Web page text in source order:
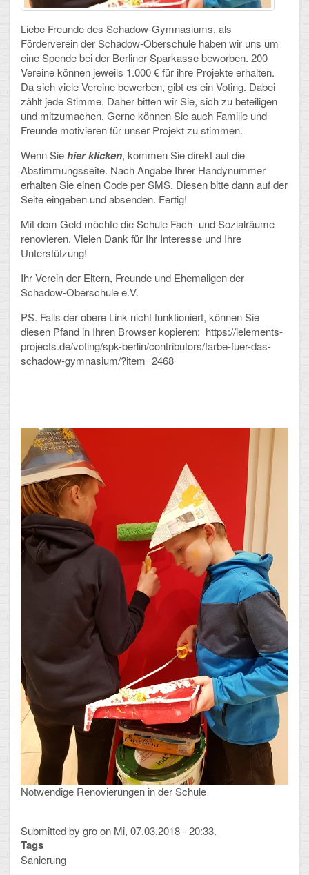
Schulalbum
SCHULLEBEN
Kollegium
Schulleitung
Schülervertretung
Gesamtelternvertretung
Sekretariat
Ganztagsschule
Berufsorientierung
Arbeitsgemeinschaften
Klima-Projekt
Ehemalige
Schulzeitung: Der Gottfried
FÄCHER
Deutsch und Fremdsprachen
Ethik, Philosophie und Religion
Gesellschaftswissenschaften
Mathematik, Informatik und Naturwissenschaften
Musische Fächer
ORGANISATION
Abitur
Freistellung/Entschuldigung
Kurswahl 10. Kl.
Umwahl 11. Kl.
mPA
Liebe Freunde des Schadow-Gymnasiums, als
Förderverein der Schadow-Oberschule haben wir uns um
eine Spende bei der Berliner Sparkasse beworben. 200
Vereine können jeweils 1.000 € für ihre Projekte erhalten.
Da sich viele Vereine bewerben, gibt es ein Voting. Dabei
zählt jede Stimme. Daher bitten wir Sie, sich zu beteiligen
und mitzumachen. Gerne können Sie auch Familie und
Freunde motivieren für unser Projekt zu stimmen.
Wenn Siehier klicken, kommen Sie direkt auf die
Abstimmungsseite. Nach Angabe Ihrer Handynummer
erhalten Sie einen Code per SMS. Diesen bitte dann auf der
Seite eingeben und absenden. Fertig!
Mit dem Geld möchte die Schule Fach- und Sozialräume
renovieren. Vielen Dank für Ihr Interesse und Ihre
Unterstützung!
Ihr Verein der Eltern, Freunde und Ehemaligen der
Schadow-Oberschule e.V.
PS. Falls der obere Link nicht funktioniert, können Sie
diesen Pfand in Ihren Browser kopieren: https://ielements-
projects.de/voting/spk-berlin/contributors/farbe-fuer-das-
schadow-gymnasium/?item=2468
Notwendige Renovierungen in der Schule
Submitted by groon Mi, 07.03.2018 - 20:33.
Tags
Sanierung